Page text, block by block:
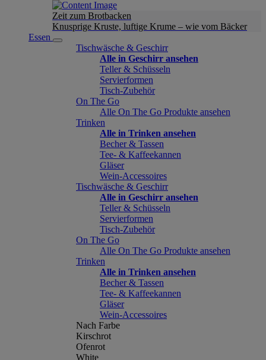
Zeit zum Brotbacken
Knusprige Kruste, luftige Krume – wie vom Bäcker
Essen
Tischwäsche & Geschirr
Alle in Geschirr ansehen
Teller & Schüsseln
Servierformen
Tisch-Zubehör
On The Go
Alle On The Go Produkte ansehen
Trinken
Alle in Trinken ansehen
Becher & Tassen
Tee- & Kaffeekannen
Gläser
Wein-Accessoires
Tischwäsche & Geschirr
Alle in Geschirr ansehen
Teller & Schüsseln
Servierformen
Tisch-Zubehör
On The Go
Alle On The Go Produkte ansehen
Trinken
Alle in Trinken ansehen
Becher & Tassen
Tee- & Kaffeekannen
Gläser
Wein-Accessoires
Nach Farbe
Kirschrot
Ofenrot
White